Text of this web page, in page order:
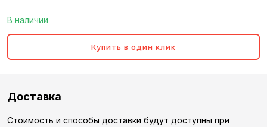
В наличии
Купить в один клик
Доставка
Стоимость и способы доставки будут доступны при